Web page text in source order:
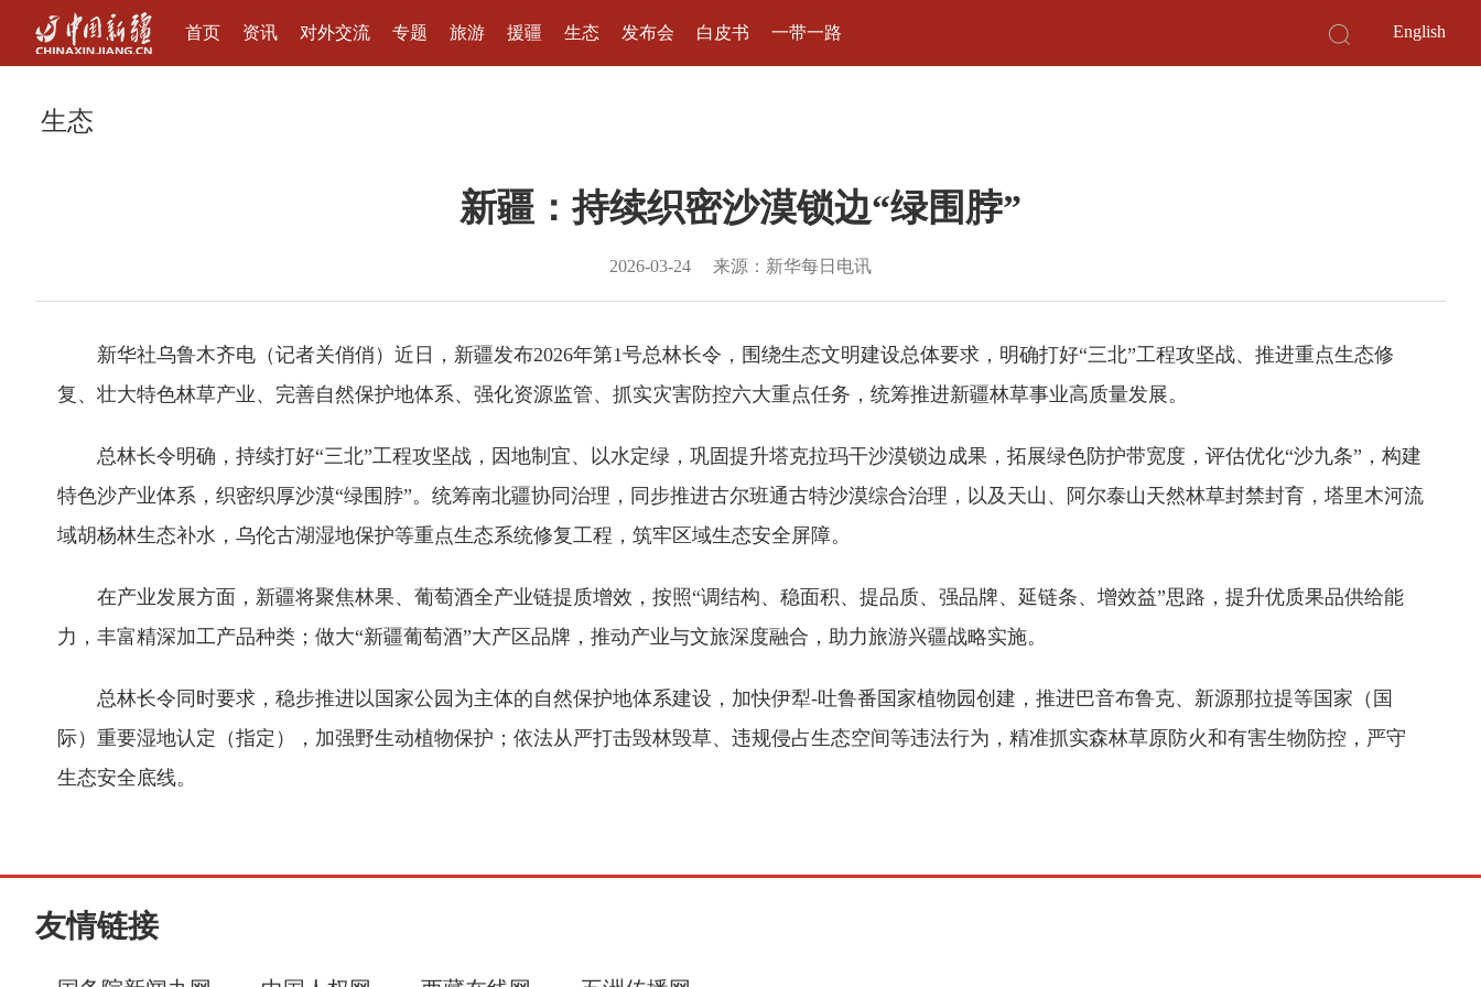
首页 资讯 对外交流 专题 旅游 援疆 生态 发布会 白皮书 一带一路 English
生态
新疆：持续织密沙漠锁边“绿围脖”
2026-03-24 来源：新华每日电讯
新华社乌鲁木齐电（记者关俏俏）近日，新疆发布2026年第1号总林长令，围绕生态文明建设总体要求，明确打好“三北”工程攻坚战、推进重点生态修
复、壮大特色林草产业、完善自然保护地体系、强化资源监管、抓实灾害防控六大重点任务，统筹推进新疆林草事业高质量发展。
总林长令明确，持续打好“三北”工程攻坚战，因地制宜、以水定绿，巩固提升塔克拉玛干沙漠锁边成果，拓展绿色防护带宽度，评估优化“沙九条”，构建
特色沙产业体系，织密织厚沙漠“绿围脖”。统筹南北疆协同治理，同步推进古尔班通古特沙漠综合治理，以及天山、阿尔泰山天然林草封禁封育，塔里木河流
域胡杨林生态补水，乌伦古湖湿地保护等重点生态系统修复工程，筑牢区域生态安全屏障。
在产业发展方面，新疆将聚焦林果、葡萄酒全产业链提质增效，按照“调结构、稳面积、提品质、强品牌、延链条、增效益”思路，提升优质果品供给能
力，丰富精深加工产品种类；做大“新疆葡萄酒”大产区品牌，推动产业与文旅深度融合，助力旅游兴疆战略实施。
总林长令同时要求，稳步推进以国家公园为主体的自然保护地体系建设，加快伊犁-吐鲁番国家植物园创建，推进巴音布鲁克、新源那拉提等国家（国
际）重要湿地认定（指定），加强野生动植物保护；依法从严打击毁林毁草、违规侵占生态空间等违法行为，精准抓实森林草原防火和有害生物防控，严守
生态安全底线。
友情链接